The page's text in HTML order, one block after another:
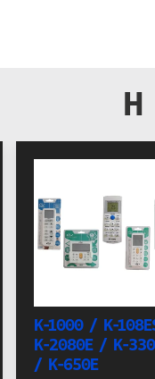
K-1000 / K-
K-2080E / K-
/ K-650E